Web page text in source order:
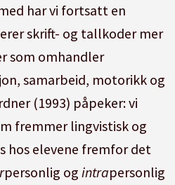
har vi fortsatt en
skrift- og tallkoder mer
som omhandler
samarbeid, motorikk og
(1993) påpeker: vi
fremmer lingvistisk og
hos elevene fremfor det
personlig og intrapersonlig